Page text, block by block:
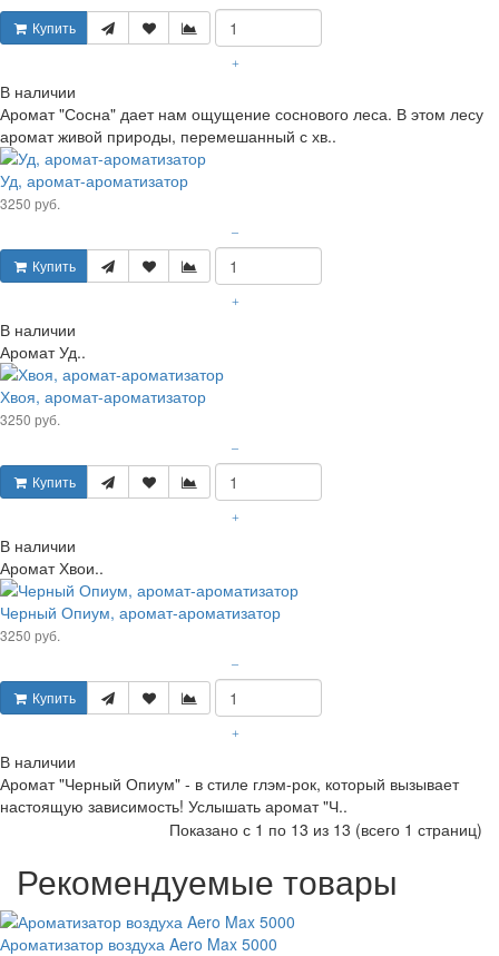
Купить
+
В наличии
Аромат "Сосна" дает нам ощущение соснового леса. В этом лесу
аромат живой природы, перемешанный с хв..
Уд, аромат-ароматизатор
3250 руб.
Купить
–
+
В наличии
Аромат Уд..
Хвоя, аромат-ароматизатор
3250 руб.
Купить
–
+
В наличии
Аромат Хвои..
Черный Опиум, аромат-ароматизатор
3250 руб.
Купить
–
+
В наличии
Аромат "Черный Опиум" - в стиле глэм-рок, который вызывает
настоящую зависимость! Услышать аромат "Ч..
Показано с 1 по 13 из 13 (всего 1 страниц)
Рекомендуемые товары
Ароматизатор воздуха Aero Max 5000